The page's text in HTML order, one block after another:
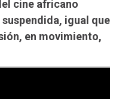
cine africano
igual que
en movimiento,